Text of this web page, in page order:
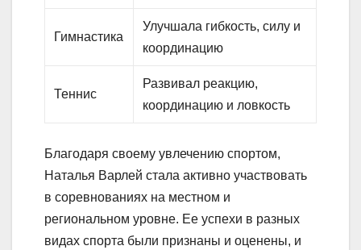
Гимнастика
Улучшала гибкость, силу и
координацию
Теннис
Развивал реакцию,
координацию и ловкость
Благодаря своему увлечению спортом,
Наталья Варлей стала активно участвовать
в соревнованиях на местном и
региональном уровне. Ее успехи в разных
видах спорта были признаны и оценены, и